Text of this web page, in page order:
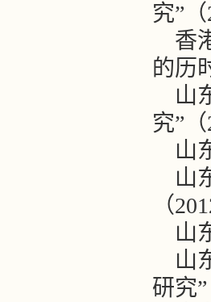
究”
香
的历
山
究”
山
山
（
山
山
研究